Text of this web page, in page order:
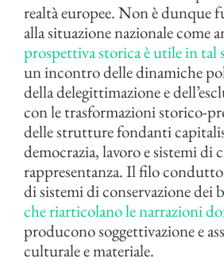
realtà europee. Non è dunque
alla situazione nazionale come
prospettiva storica è utile in tal
un incontro delle dinamiche
della delegittimazione e
con le trasformazioni storico-
delle strutture fondanti
democrazia, lavoro e sistemi di
rappresentanza. Il filo
di sistemi di conservazione dei
che riarticolano le narrazioni
producono soggettivazione e
culturale e materiale.